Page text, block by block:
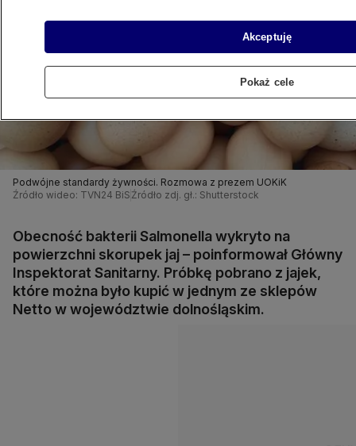
Podwójne standardy żywności. Rozmowa z prezem UOKiK
Źródło wideo: TVN24 BiS Źródło zdj. gł.: Shutterstock
Obecność bakterii Salmonella wykryto na
powierzchni skorupek jaj – poinformował Główny
Inspektorat Sanitarny. Próbkę pobrano z jajek,
które można było kupić w jednym ze sklepów
Netto w województwie dolnośląskim.
Akceptuję
Pokaż cele